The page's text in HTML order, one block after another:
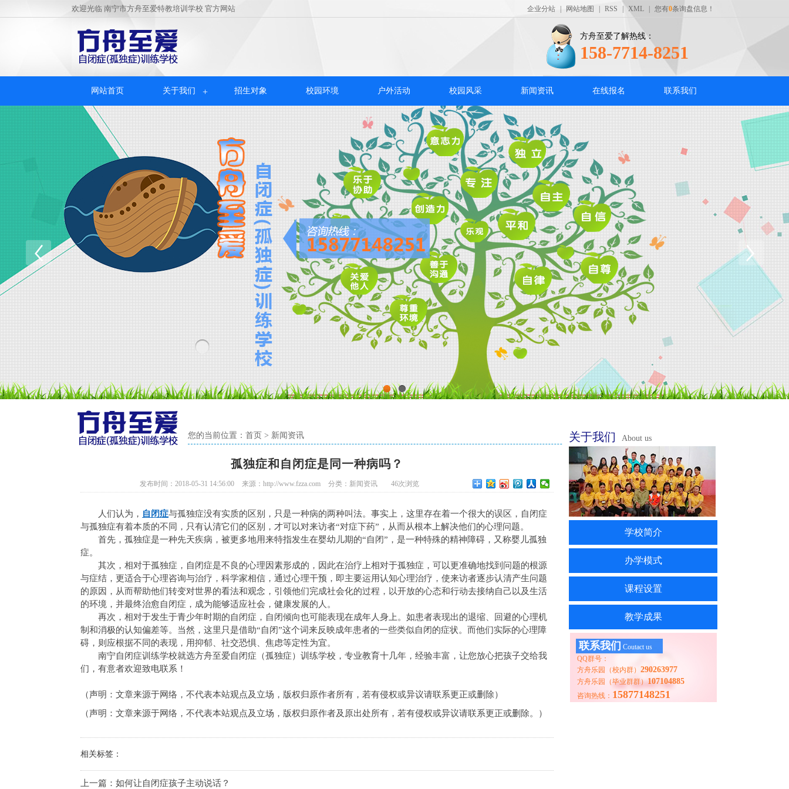
欢迎光临 南宁市方舟至爱特教培训学校 官方网站 企业分站 网站地图 RSS XML 您有0条询盘信息！
方舟至爱了解热线：
158-7714-8251
网站首页 关于我们 招生对象 校园环境 户外活动 校园风采 新闻资讯 在线报名 联系我们
1 2
关于我们 About us
学校简介
办学模式
课程设置
教学成果
联系我们 Coutact us
QQ群号：
方舟乐园（校内群） 290263977
方舟乐园（毕业群群）107104885
咨询热线： 15877148251
您的当前位置： 首页 > 新闻资讯
孤独症和自闭症是同一种病吗？
发布时间：2018-05-31 14:56:00 来源：http://www.fzza.com 分类： 新闻资讯 46次浏览
人们认为， 自闭症与孤独症没有实质的区别，只是一种病的两种叫法。事实上，这里存在着一个很大的误区，自闭症
与孤独症有着本质的不同，只有认清它们的区别，才可以对来访者“对症下药”，从而从根本上解决他们的心理问题。
首先，孤独症是一种先天疾病，被更多地用来特指发生在婴幼儿期的“自闭”，是一种特殊的精神障碍，又称婴儿孤独
症。
其次，相对于孤独症，自闭症是不良的心理因素形成的，因此在治疗上相对于孤独症，可以更准确地找到问题的根源
与症结，更适合于心理咨询与治疗，科学家相信，通过心理干预，即主要运用认知心理治疗，使来访者逐步认清产生问题
的原因，从而帮助他们转变对世界的看法和观念，引领他们完成社会化的过程，以开放的心态和行动去接纳自己以及生活
的环境，并最终治愈自闭症，成为能够适应社会，健康发展的人。
再次，相对于发生于青少年时期的自闭症，自闭倾向也可能表现在成年人身上。如患者表现出的退缩、回避的心理机
制和消极的认知偏差等。当然，这里只是借助“自闭”这个词来反映成年患者的一些类似自闭的症状。而他们实际的心理障
碍，则应根据不同的表现，用抑郁、社交恐惧、焦虑等定性为宜。
南宁自闭症训练学校就选方舟至爱自闭症（孤独症）训练学校，专业教育十几年，经验丰富，让您放心把孩子交给我
们，有意者欢迎致电联系！
（声明：文章来源于网络，不代表本站观点及立场，版权归原作者所有，若有侵权或异议请联系更正或删除）
（声明：文章来源于网络，不代表本站观点及立场，版权归原作者及原出处所有，若有侵权或异议请联系更正或删除。）
相关标签：
上一篇： 如何让自闭症孩子主动说话？